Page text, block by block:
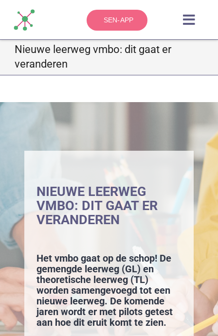
HOME
BLOG
CONTACT
KENNISBANK
SEN-APP
Nieuwe leerweg vmbo: dit gaat er
veranderen
NIEUWE LEERWEG
VMBO: DIT GAAT ER
VERANDEREN
Het vmbo gaat op de schop! De
gemengde leerweg (GL) en
theoretische leerweg (TL)
worden samengevoegd tot een
nieuwe leerweg. De komende
jaren wordt er met pilots getest
aan hoe dit eruit komt te zien.